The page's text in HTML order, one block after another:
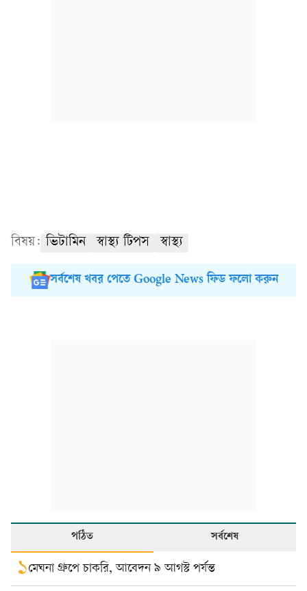
বিষয়: ভিটামিন স্বাস্থ্য টিপস স্বাস্থ্য
সর্বশেষ খবর পেতে Google News ফিড ফলো করুন
পঠিত সর্বশেষ
১মেঘনা গ্রুপে চাকরি, আবেদন ৯ আগস্ট পর্যন্ত